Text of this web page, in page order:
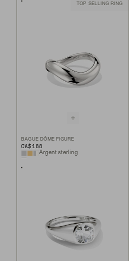
TOP SELLING RING
BAGUE DÔME FIGURE
CA$188
Argent sterling